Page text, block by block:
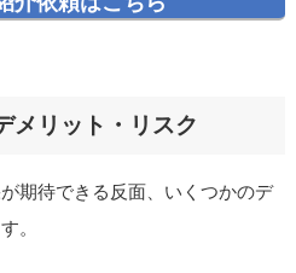
メリット・リスク
期待できる反面、いくつかのデ
。